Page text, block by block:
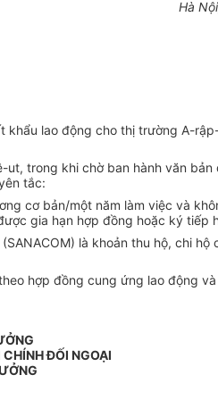
Hà
lao động cho thị trường A-
trong khi chờ ban hành văn
tắc:
cơ bản/một năm làm việc và
gia hạn hợp đồng hoặc ký tiếp
là khoản thu hộ, chi hộ
hợp đồng cung ứng lao động
ĐỐI NGOẠI